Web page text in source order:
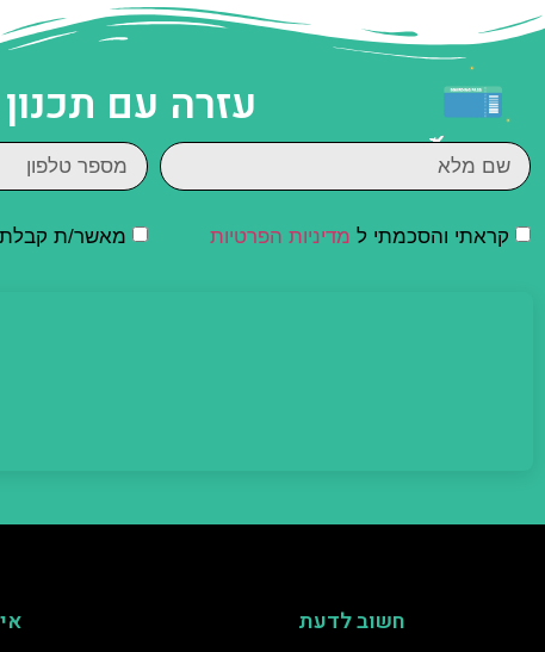
עזרה עם
קראתי והסכמתי ל מדיניות הפרטיות מאשר/ת קבלת
חשוב לדעת